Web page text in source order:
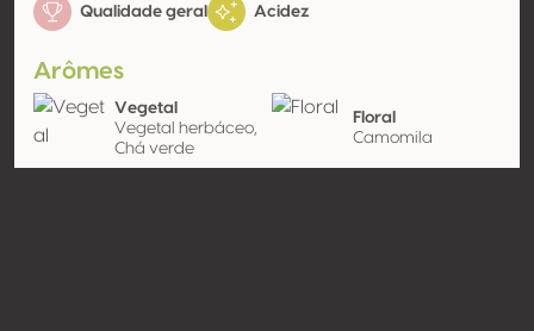
Qualidade geral Acidez
Arômes
Vegetal
Vegetal herbáceo,
Chá verde
Floral
Camomila